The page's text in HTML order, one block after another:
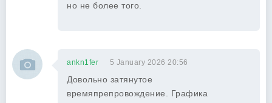
но не более того.
ankn1fer 5 January 2026 20:56
Довольно затянутое
времяпрепровождение. Графика